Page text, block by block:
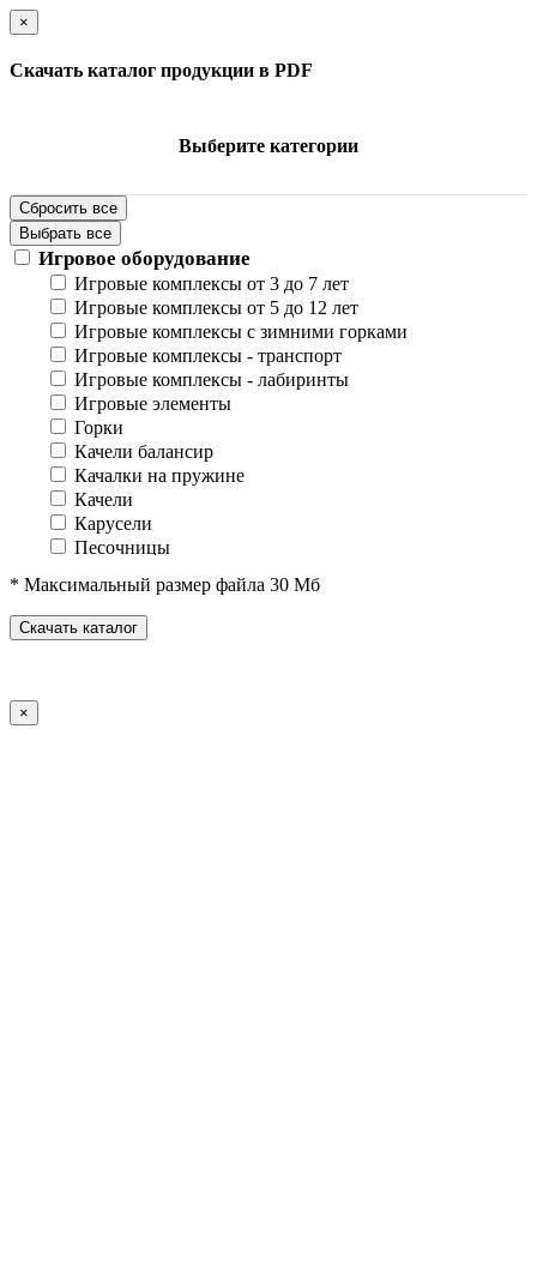
×
Скачать каталог продукции в PDF
Выберите категории
Сбросить все
Выбрать все
Игровое оборудование
Игровые комплексы от 3 до 7 лет
Игровые комплексы от 5 до 12 лет
Игровые комплексы с зимними горками
Игровые комплексы - транспорт
Игровые комплексы - лабиринты
Игровые элементы
Горки
Качели балансир
Качалки на пружине
Качели
Карусели
Песочницы
Домики-беседки
Детские столики и скамьи
Теневые навесы и сцены
* Максимальный размер файла 30 Мб
Скачать каталог
×